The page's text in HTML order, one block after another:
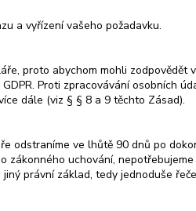
a vyřízení vašeho požadavku.
proto abychom mohli zodpovědět
Proti zpracovávání osobních
dále (viz § § 8 a 9 těchto Zásad).
odstraníme ve lhůtě 90 dnů po
zákonného uchování,
právní základ, tedy jednoduše